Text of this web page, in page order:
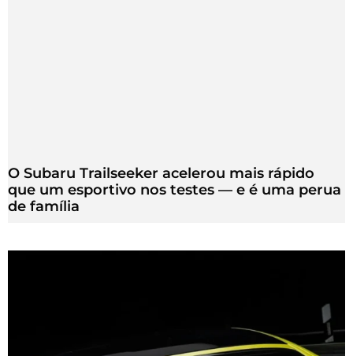
O Subaru Trailseeker acelerou mais rápido
que um esportivo nos testes — e é uma perua
de família